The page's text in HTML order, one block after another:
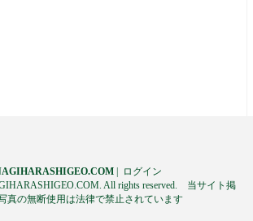
|
ログイン
All rights reserved. 当サイト掲
真の無断使用は法律で禁止されています